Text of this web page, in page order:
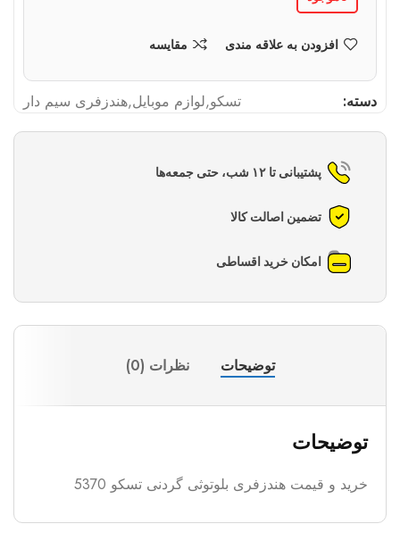
افزودن به علاقه مندی مقایسه
دسته: تسکو,لوازم موبایل,هندزفری سیم دار
پشتیبانی تا ۱۲ شب، حتی جمعه‌ها
تضمین اصالت کالا
امکان خرید اقساطی
توضیحات نظرات (0)
توضیحات
خرید و قیمت هندزفری بلوتوثی گردنی تسکو 5370